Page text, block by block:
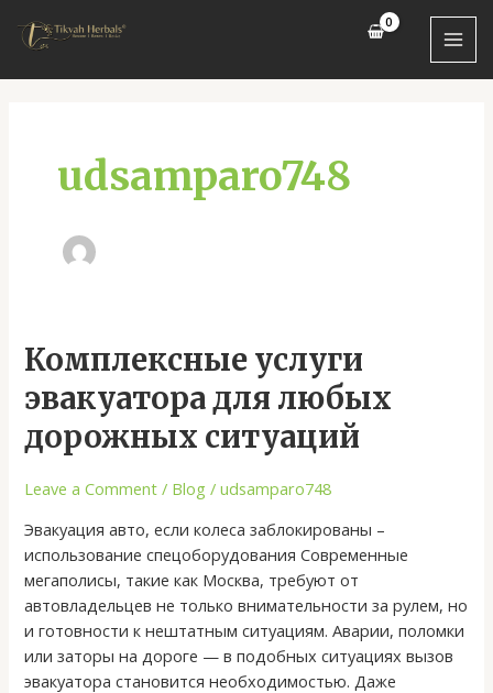
udsamparo748
Комплексные услуги
эвакуатора для любых
дорожных ситуаций
Leave a Comment / Blog /udsamparo748
Эвакуация авто, если колеса заблокированы –
использование спецоборудования Современные
мегаполисы, такие как Москва, требуют от
автовладельцев не только внимательности за рулем, но
и готовности к нештатным ситуациям. Аварии, поломки
или заторы на дороге — в подобных ситуациях вызов
эвакуатора становится необходимостью. Даже
Комплексные
услуги
эвакуатора
для
любых